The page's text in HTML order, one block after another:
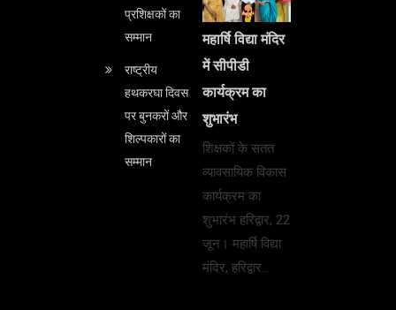
प्रशिक्षकों का
सम्मान
राष्ट्रीय
हथकरघा दिवस
पर बुनकरों और
शिल्पकारों का
सम्मान
महार्षि विद्या मंदिर
में सीपीडी
कार्यक्रम का
शुभारंभ
शिक्षकों के सतत
व्यावसायिक विकास
कार्यक्रम का
शुभारंभ हरिद्वार, 22
जून। महार्षि विद्या
मंदिर, हरिद्वार…